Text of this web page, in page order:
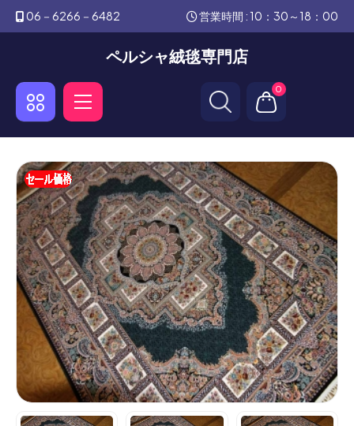
06－6266－6482 営業時間 : 10：30～18：00
ペルシャ絨毯専門店
0